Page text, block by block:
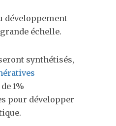
développement
échelle.
synthétisés,
1%
pour développer